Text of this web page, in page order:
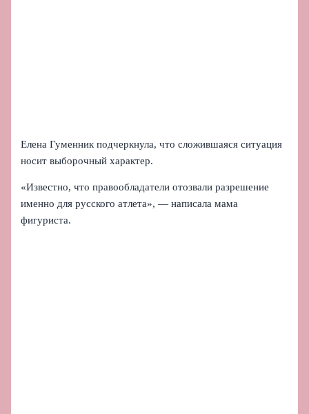
Елена Гуменник подчеркнула, что сложившаяся ситуация
носит выборочный характер.
«Известно, что правообладатели отозвали разрешение
именно для русского атлета», — написала мама
фигуриста.